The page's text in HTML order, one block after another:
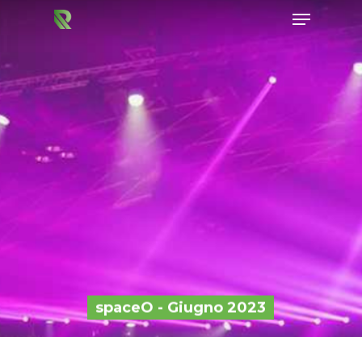
Hit enter to search or ESC to close
spaceO - Giugno 2023